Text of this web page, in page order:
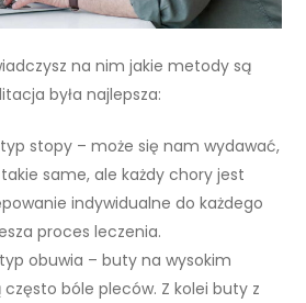
na nim jakie metody są
była najlepsza:
stopy – może się nam wydawać,
same, ale każdy chory jest
indywidualne do każdego
proces leczenia.
obuwia – buty na wysokim
bóle pleców. Z kolei buty z